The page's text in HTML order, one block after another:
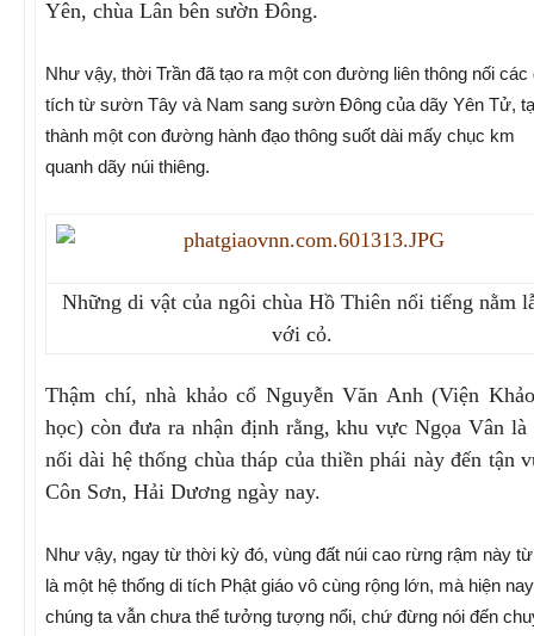
Yên, chùa Lân bên sườn Đông.
Như vậy, thời Trần đã tạo ra một con đường liên thông nối các
tích từ sườn Tây và Nam sang sườn Đông của dãy Yên Tử,
thành một con đường hành đạo thông suốt dài mấy chục km
quanh dãy núi thiêng.
Những di vật của ngôi chùa Hồ Thiên nổi tiếng nằm
với cỏ.
Thậm chí, nhà khảo cổ Nguyễn Văn Anh (Viện
học) còn đưa ra nhận định rằng, khu vực Ngọa Vân là
nối dài hệ thống chùa tháp của thiền phái này đến tận
Côn Sơn, Hải Dương ngày nay.
Như vậy, ngay từ thời kỳ đó, vùng đất núi cao rừng rậm này
là một hệ thống di tích Phật giáo vô cùng rộng lớn, mà hiện nay
chúng ta vẫn chưa thể tưởng tượng nổi, chứ đừng nói đến